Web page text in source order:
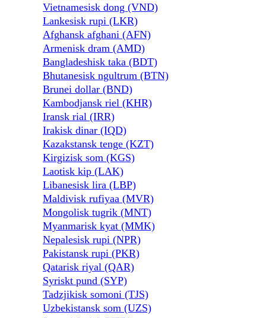
Vietnamesisk dong (VND)
Lankesisk rupi (LKR)
Afghansk afghani (AFN)
Armenisk dram (AMD)
Bangladeshisk taka (BDT)
Bhutanesisk ngultrum (BTN)
Brunei dollar (BND)
Kambodjansk riel (KHR)
Iransk rial (IRR)
Irakisk dinar (IQD)
Kazakstansk tenge (KZT)
Kirgizisk som (KGS)
Laotisk kip (LAK)
Libanesisk lira (LBP)
Maldivisk rufiyaa (MVR)
Mongolisk tugrik (MNT)
Myanmarisk kyat (MMK)
Nepalesisk rupi (NPR)
Pakistansk rupi (PKR)
Qatarisk riyal (QAR)
Syriskt pund (SYP)
Tadzjikisk somoni (TJS)
Uzbekistansk som (UZS)